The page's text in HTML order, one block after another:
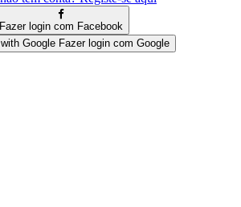
Fazer login com Facebook
Fazer login com Google